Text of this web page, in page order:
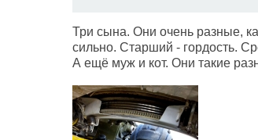
Три сына. Они очень разные,
сильно. Старший - гордость.
А ещё муж и кот. Они такие